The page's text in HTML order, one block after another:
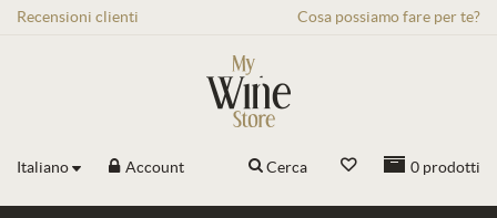
Recensioni clienti Cosa possiamo fare per te?
Italiano Account 0 prodotti
Cerca